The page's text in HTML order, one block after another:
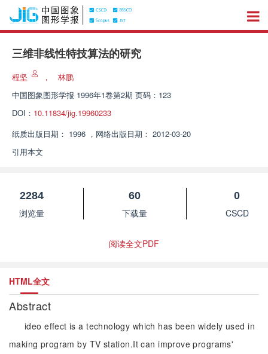
三维非线性特技算法的研究
程坚 ，
林鹏
中国图象图形学报 1996年1卷第2期 页码：123
DOI： 10.11834/jig.19960233
纸质出版日期： 1996 ， 网络出版日期： 2012-03-20
引用本文
2284
浏览量
60
下载量
0
CSCD
阅读全文PDF
HTML全文
Abstract
ideo effect is a technology which has been widely used in
making program by TV station.It can improve programs'